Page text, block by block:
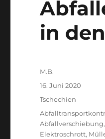
in
Autor
M.B.
Veröffentlicht
am
16. Juni 2020
Kategorien
Tschechien
Schlagwörter
Abfallverschiebung,
Elektroschrott,